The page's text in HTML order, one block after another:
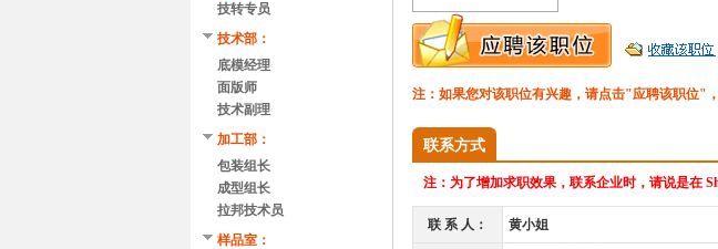
注：如果您对该职位有兴趣，请点击"应聘该职位"
联系方式
注： 为了增加求职效果，联系企业时，请说是在
联 系 人： 黄小姐
技转专员
技术部：
底模经理
面版师
技术副理
加工部：
包装组长
成型组长
拉邦技术员
样品室：